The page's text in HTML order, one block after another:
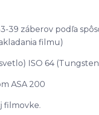
39 záberov podľa
filmu)
ISO 64
ASA 200
filmovke.